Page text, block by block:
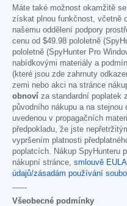
Máte také možnost okamžitě
získat plnou funkčnost, včetně
našemu oddělení podpory
cenu od $49.98 pololetně
pololetně (SpyHunter Pro
nabídkovými materiály a
(které jsou zde zahrnuty
zemi nebo akci na stránce
obnoví za standardní poplatek
původního nákupu a na stejnou
uvedenou v propagačních
předpokladu, že jste
vypršením platnosti
poplatcích. Nákup SpyHunteru
nákupní stránce, smlouvě
údajů/zásadám používání
------
Všeobecné podmínky